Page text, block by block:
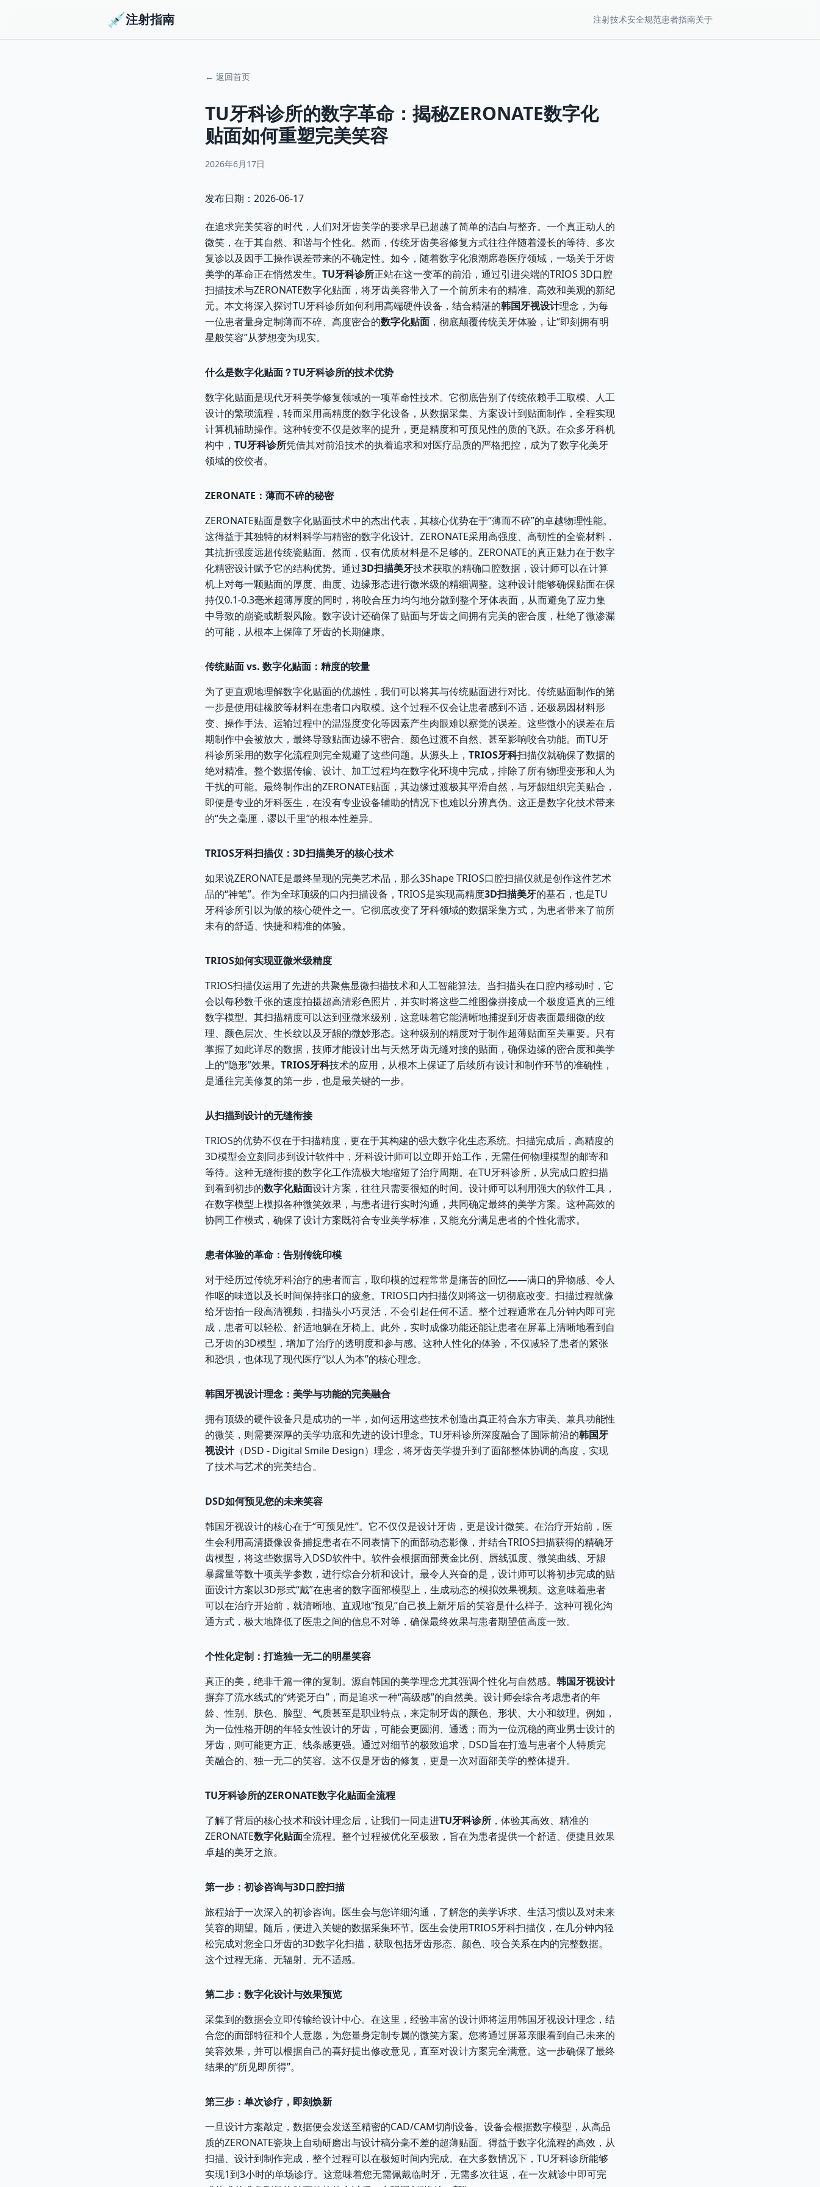
💉注射指南 注射技术安全规范患者指南关于
← 返回首页
TU牙科诊所的数字革命：揭秘ZERONATE数字化
贴面如何重塑完美笑容
2026年6月17日
发布日期：2026-06-17
在追求完美笑容的时代，人们对牙齿美学的要求早已超越了简单的洁白与整齐。一个真正动人的
微笑，在于其自然、和谐与个性化。然而，传统牙齿美容修复方式往往伴随着漫长的等待、多次
复诊以及因手工操作误差带来的不确定性。如今，随着数字化浪潮席卷医疗领域，一场关于牙齿
美学的革命正在悄然发生。 TU牙科诊所正站在这一变革的前沿，通过引进尖端的TRIOS 3D口腔
扫描技术与ZERONATE数字化贴面，将牙齿美容带入了一个前所未有的精准、高效和美观的新纪
元。本文将深入探讨TU牙科诊所如何利用高端硬件设备，结合精湛的韩国牙视设计理念，为每
一位患者量身定制薄而不碎、高度密合的数字化贴面 ，彻底颠覆传统美牙体验，让“即刻拥有明
星般笑容”从梦想变为现实。
什么是数字化贴面？TU牙科诊所的技术优势
数字化贴面是现代牙科美学修复领域的一项革命性技术。它彻底告别了传统依赖手工取模、人工
设计的繁琐流程，转而采用高精度的数字化设备，从数据采集、方案设计到贴面制作，全程实现
计算机辅助操作。这种转变不仅是效率的提升，更是精度和可预见性的质的飞跃。在众多牙科机
构中， TU牙科诊所凭借其对前沿技术的执着追求和对医疗品质的严格把控，成为了数字化美牙
领域的佼佼者。
ZERONATE：薄而不碎的秘密
ZERONATE贴面是数字化贴面技术中的杰出代表，其核心优势在于“薄而不碎”的卓越物理性能。
这得益于其独特的材料科学与精密的数字化设计。ZERONATE采用高强度、高韧性的全瓷材料，
其抗折强度远超传统瓷贴面。然而，仅有优质材料是不足够的。ZERONATE的真正魅力在于数字
化精密设计赋予它的结构优势。通过3D扫描美牙技术获取的精确口腔数据，设计师可以在计算
机上对每一颗贴面的厚度、曲度、边缘形态进行微米级的精细调整。这种设计能够确保贴面在保
持仅0.1-0.3毫米超薄厚度的同时，将咬合压力均匀地分散到整个牙体表面，从而避免了应力集
中导致的崩瓷或断裂风险。数字设计还确保了贴面与牙齿之间拥有完美的密合度，杜绝了微渗漏
的可能，从根本上保障了牙齿的长期健康。
传统贴面 vs. 数字化贴面：精度的较量
为了更直观地理解数字化贴面的优越性，我们可以将其与传统贴面进行对比。传统贴面制作的第
一步是使用硅橡胶等材料在患者口内取模。这个过程不仅会让患者感到不适，还极易因材料形
变、操作手法、运输过程中的温湿度变化等因素产生肉眼难以察觉的误差。这些微小的误差在后
期制作中会被放大，最终导致贴面边缘不密合、颜色过渡不自然、甚至影响咬合功能。而TU牙
科诊所采用的数字化流程则完全规避了这些问题。从源头上， TRIOS牙科扫描仪就确保了数据的
绝对精准。整个数据传输、设计、加工过程均在数字化环境中完成，排除了所有物理变形和人为
干扰的可能。最终制作出的ZERONATE贴面，其边缘过渡极其平滑自然，与牙龈组织完美贴合，
即便是专业的牙科医生，在没有专业设备辅助的情况下也难以分辨真伪。这正是数字化技术带来
的“失之毫厘，谬以千里”的根本性差异。
TRIOS牙科扫描仪：3D扫描美牙的核心技术
如果说ZERONATE是最终呈现的完美艺术品，那么3Shape TRIOS口腔扫描仪就是创作这件艺术
品的“神笔”。作为全球顶级的口内扫描设备，TRIOS是实现高精度3D扫描美牙的基石，也是TU
牙科诊所引以为傲的核心硬件之一。它彻底改变了牙科领域的数据采集方式，为患者带来了前所
未有的舒适、快捷和精准的体验。
TRIOS如何实现亚微米级精度
TRIOS扫描仪运用了先进的共聚焦显微扫描技术和人工智能算法。当扫描头在口腔内移动时，它
会以每秒数千张的速度拍摄超高清彩色照片，并实时将这些二维图像拼接成一个极度逼真的三维
数字模型。其扫描精度可以达到亚微米级别，这意味着它能清晰地捕捉到牙齿表面最细微的纹
理、颜色层次、生长纹以及牙龈的微妙形态。这种级别的精度对于制作超薄贴面至关重要。只有
掌握了如此详尽的数据，技师才能设计出与天然牙齿无缝对接的贴面，确保边缘的密合度和美学
上的“隐形”效果。 TRIOS牙科技术的应用，从根本上保证了后续所有设计和制作环节的准确性，
是通往完美修复的第一步，也是最关键的一步。
从扫描到设计的无缝衔接
TRIOS的优势不仅在于扫描精度，更在于其构建的强大数字化生态系统。扫描完成后，高精度的
3D模型会立刻同步到设计软件中，牙科设计师可以立即开始工作，无需任何物理模型的邮寄和
等待。这种无缝衔接的数字化工作流极大地缩短了治疗周期。在TU牙科诊所，从完成口腔扫描
到看到初步的数字化贴面设计方案，往往只需要很短的时间。设计师可以利用强大的软件工具，
在数字模型上模拟各种微笑效果，与患者进行实时沟通，共同确定最终的美学方案。这种高效的
协同工作模式，确保了设计方案既符合专业美学标准，又能充分满足患者的个性化需求。
患者体验的革命：告别传统印模
对于经历过传统牙科治疗的患者而言，取印模的过程常常是痛苦的回忆——满口的异物感、令人
作呕的味道以及长时间保持张口的疲惫。TRIOS口内扫描仪则将这一切彻底改变。扫描过程就像
给牙齿拍一段高清视频，扫描头小巧灵活，不会引起任何不适。整个过程通常在几分钟内即可完
成，患者可以轻松、舒适地躺在牙椅上。此外，实时成像功能还能让患者在屏幕上清晰地看到自
己牙齿的3D模型，增加了治疗的透明度和参与感。这种人性化的体验，不仅减轻了患者的紧张
和恐惧，也体现了现代医疗“以人为本”的核心理念。
韩国牙视设计理念：美学与功能的完美融合
拥有顶级的硬件设备只是成功的一半，如何运用这些技术创造出真正符合东方审美、兼具功能性
的微笑，则需要深厚的美学功底和先进的设计理念。TU牙科诊所深度融合了国际前沿的韩国牙
视设计（DSD - Digital Smile Design）理念，将牙齿美学提升到了面部整体协调的高度，实现
了技术与艺术的完美结合。
DSD如何预见您的未来笑容
韩国牙视设计的核心在于“可预见性”。它不仅仅是设计牙齿，更是设计微笑。在治疗开始前，医
生会利用高清摄像设备捕捉患者在不同表情下的面部动态影像，并结合TRIOS扫描获得的精确牙
齿模型，将这些数据导入DSD软件中。软件会根据面部黄金比例、唇线弧度、微笑曲线、牙龈
暴露量等数十项美学参数，进行综合分析和设计。最令人兴奋的是，设计师可以将初步完成的贴
面设计方案以3D形式“戴”在患者的数字面部模型上，生成动态的模拟效果视频。这意味着患者
可以在治疗开始前，就清晰地、直观地“预见”自己换上新牙后的笑容是什么样子。这种可视化沟
通方式，极大地降低了医患之间的信息不对等，确保最终效果与患者期望值高度一致。
个性化定制：打造独一无二的明星笑容
真正的美，绝非千篇一律的复制。源自韩国的美学理念尤其强调个性化与自然感。 韩国牙视设计
摒弃了流水线式的“烤瓷牙白”，而是追求一种“高级感”的自然美。设计师会综合考虑患者的年
龄、性别、肤色、脸型、气质甚至是职业特点，来定制牙齿的颜色、形状、大小和纹理。例如，
为一位性格开朗的年轻女性设计的牙齿，可能会更圆润、通透；而为一位沉稳的商业男士设计的
牙齿，则可能更方正、线条感更强。通过对细节的极致追求，DSD旨在打造与患者个人特质完
美融合的、独一无二的笑容。这不仅是牙齿的修复，更是一次对面部美学的整体提升。
TU牙科诊所的ZERONATE数字化贴面全流程
了解了背后的核心技术和设计理念后，让我们一同走进TU牙科诊所 ，体验其高效、精准的
ZERONATE数字化贴面全流程。整个过程被优化至极致，旨在为患者提供一个舒适、便捷且效果
卓越的美牙之旅。
第一步：初诊咨询与3D口腔扫描
旅程始于一次深入的初诊咨询。医生会与您详细沟通，了解您的美学诉求、生活习惯以及对未来
笑容的期望。随后，便进入关键的数据采集环节。医生会使用TRIOS牙科扫描仪，在几分钟内轻
松完成对您全口牙齿的3D数字化扫描，获取包括牙齿形态、颜色、咬合关系在内的完整数据。
这个过程无痛、无辐射、无不适感。
第二步：数字化设计与效果预览
采集到的数据会立即传输给设计中心。在这里，经验丰富的设计师将运用韩国牙视设计理念，结
合您的面部特征和个人意愿，为您量身定制专属的微笑方案。您将通过屏幕亲眼看到自己未来的
笑容效果，并可以根据自己的喜好提出修改意见，直至对设计方案完全满意。这一步确保了最终
结果的“所见即所得”。
第三步：单次诊疗，即刻焕新
一旦设计方案敲定，数据便会发送至精密的CAD/CAM切削设备。设备会根据数字模型，从高品
质的ZERONATE瓷块上自动研磨出与设计稿分毫不差的超薄贴面。得益于数字化流程的高效，从
扫描、设计到制作完成，整个过程可以在极短时间内完成。在大多数情况下，TU牙科诊所能够
实现1到3小时的单场诊疗。这意味着您无需佩戴临时牙，无需多次往返，在一次就诊中即可完